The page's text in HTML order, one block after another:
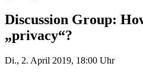
Discussion Group:
„privacy“?
Di., 2. April 2019, 18:00 Uhr